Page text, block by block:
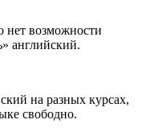
нет возможности
английский.
на разных курсах,
свободно.